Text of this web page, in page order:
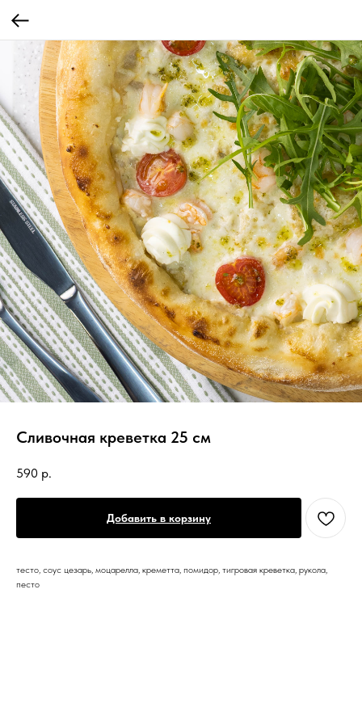
Сливочная креветка 25 см
590 р.
Добавить в корзину
тесто, соус цезарь, моцарелла, креметта, помидор, тигровая креветка, рукола,
песто